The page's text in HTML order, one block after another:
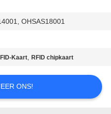
OHSAS18001
Kaart,RFID chipkaart
ONS!